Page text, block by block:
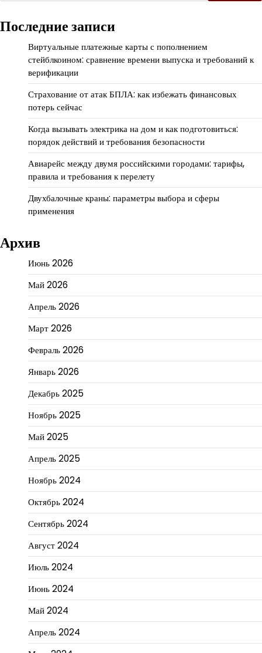
Последние записи
Виртуальные платежные карты с пополнением
стейблкоином: сравнение времени выпуска и требований к
верификации
Страхование от атак БПЛА: как избежать финансовых
потерь сейчас
Когда вызывать электрика на дом и как подготовиться:
порядок действий и требования безопасности
Авиарейс между двумя российскими городами: тарифы,
правила и требования к перелету
Двухбалочные краны: параметры выбора и сферы
применения
Архив
Июнь 2026
Май 2026
Апрель 2026
Март 2026
Февраль 2026
Январь 2026
Декабрь 2025
Ноябрь 2025
Май 2025
Апрель 2025
Ноябрь 2024
Октябрь 2024
Сентябрь 2024
Август 2024
Июль 2024
Июнь 2024
Май 2024
Апрель 2024